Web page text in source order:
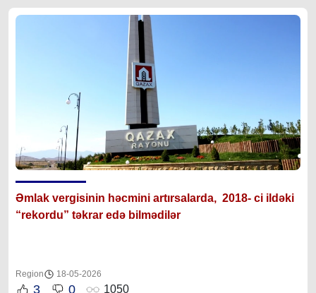
Əmlak vergisinin həcmini artırsalarda, 2018- ci ildəki
“rekordu” təkrar edə bilmədilər
Region 18-05-2026
3 0 1050